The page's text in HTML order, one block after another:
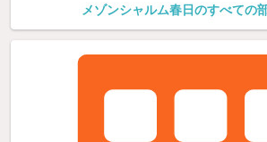
メゾンシャルム春日のすべての